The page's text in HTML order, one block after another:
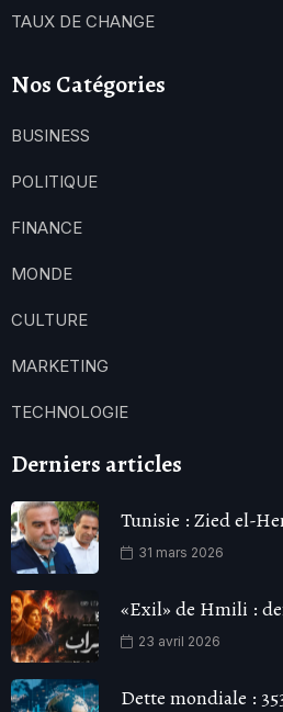
TAUX DE CHANGE
Nos Catégories
BUSINESS
POLITIQUE
FINANCE
MONDE
CULTURE
MARKETING
TECHNOLOGIE
Derniers articles
Tunisie : Zied el-
31 mars 2026
«Exil» de Hmili :
23 avril 2026
Dette mondiale :